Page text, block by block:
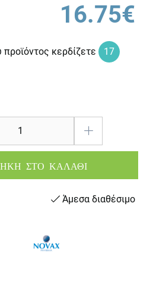
16.75€
κερδίζετε
17
ΣΤΟ ΚΑΛΑΘΙ
Άμεσα διαθέσιμο